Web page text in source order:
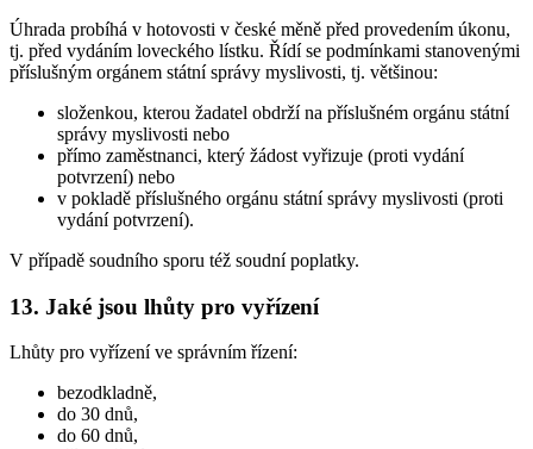
Úhrada probíhá v hotovosti v české měně před provedením úkonu,
tj. před vydáním loveckého lístku. Řídí se podmínkami stanovenými
příslušným orgánem státní správy myslivosti, tj. většinou:
složenkou, kterou žadatel obdrží na příslušném orgánu státní
správy myslivosti nebo
přímo zaměstnanci, který žádost vyřizuje (proti vydání
potvrzení) nebo
v pokladě příslušného orgánu státní správy myslivosti (proti
vydání potvrzení).
V případě soudního sporu též soudní poplatky.
13. Jaké jsou lhůty pro vyřízení
Lhůty pro vyřízení ve správním řízení:
bezodkladně,
do 30 dnů,
do 60 dnů,